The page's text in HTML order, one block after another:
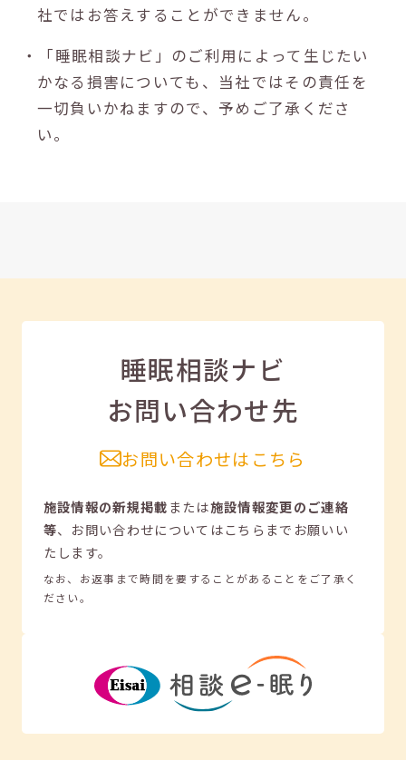
社ではお答えすることができません。
・「睡眠相談ナビ」のご利用によって生じたい
かなる損害についても、当社ではその責任を
一切負いかねますので、予めご了承くださ
い。
睡眠相談ナビ
お問い合わせ先
お問い合わせはこちら
施設情報の新規掲載または施設情報変更のご連絡
等、 お問い合わせについてはこちらまでお願いい
たします。
なお、お返事まで時間を要することがあることをご了承く
ださい。